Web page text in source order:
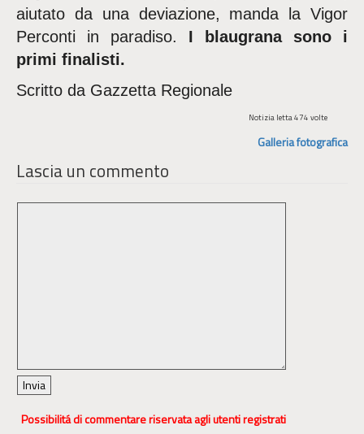
aiutato da una deviazione, manda la Vigor
Perconti in paradiso. I blaugrana sono i
primi finalisti.
Scritto da Gazzetta Regionale
Notizia letta 474 volte
Galleria fotografica
Lascia un commento
Possibilitá di commentare riservata agli utenti registrati